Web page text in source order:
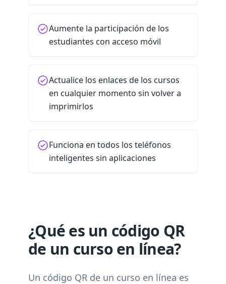
Aumente la participación de los
estudiantes con acceso móvil
Actualice los enlaces de los cursos
en cualquier momento sin volver a
imprimirlos
Funciona en todos los teléfonos
inteligentes sin aplicaciones
¿Qué es un código QR
de un curso en línea?
Un código QR de un curso en línea es